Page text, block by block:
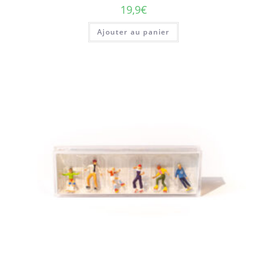
19,9€
Ajouter au panier